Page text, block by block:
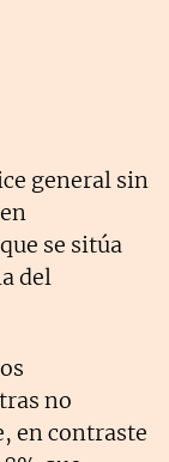
general sin
se sitúa
del
no
en contraste